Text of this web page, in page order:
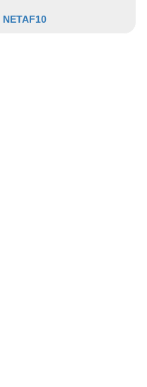
NETAF10